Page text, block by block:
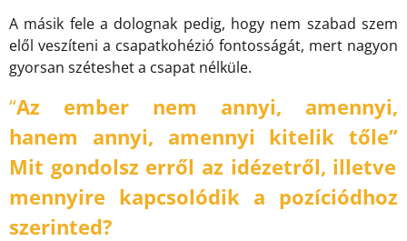
A másik fele a dolognak pedig, hogy nem szabad szem
elől veszíteni a csapatkohézió fontosságát, mert nagyon
gyorsan széteshet a csapat nélküle.
“Az ember nem annyi, amennyi,
hanem annyi, amennyi kitelik tőle”
Mit gondolsz erről az idézetről, illetve
mennyire kapcsolódik a pozíciódhoz
szerinted?